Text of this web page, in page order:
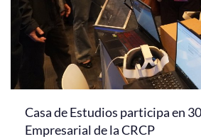
Casa de Estudios participa en
Empresarial de la CRCP